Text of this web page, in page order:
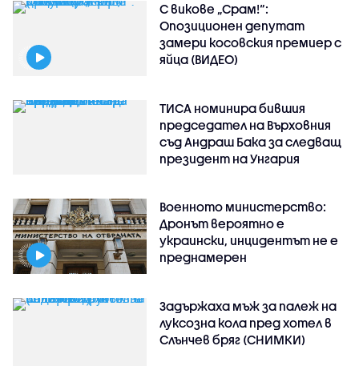
С викове „Срам!“:
Опозиционен депутат
замери косовския премиер с
яйца (ВИДЕО)
ТИСА номинира бившия
председател на Върховния
съд Андраш Бака за следващ
президент на Унгария
Военното министерство:
Дронът вероятно е
украински, инцидентът не е
преднамерен
Задържаха мъж за палеж на
луксозна кола пред хотел в
Слънчев бряг (СНИМКИ)